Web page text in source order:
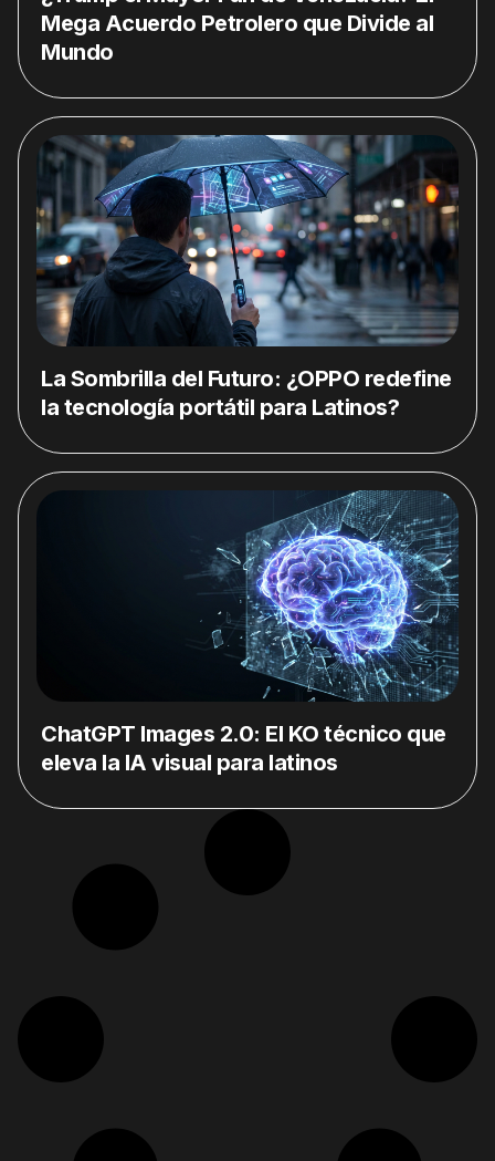
Mega Acuerdo Petrolero que Divide al
Mundo
La Sombrilla del Futuro: ¿OPPO redefine
la tecnología portátil para Latinos?
ChatGPT Images 2.0: El KO técnico que
eleva la IA visual para latinos